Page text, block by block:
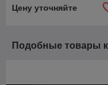
Цену уточняйте
Подобные товары